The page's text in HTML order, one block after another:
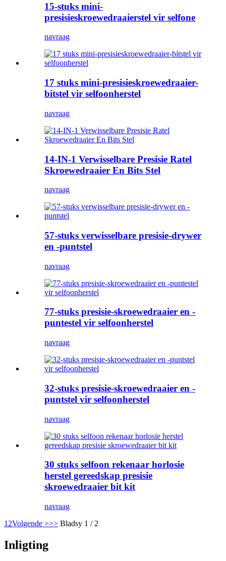
15-stuks mini-
presisieskroewedraaierstel vir selfone
navraag
17 stuks mini-presisieskroewedraaier-
bitstel vir selfoonherstel
navraag
14-IN-1 Verwisselbare Presisie Ratel
Skroewedraaier En Bits Stel
navraag
57-stuks verwisselbare presisie-drywer
en -puntstel
navraag
77-stuks presisie-skroewedraaier en -
puntestel vir selfoonherstel
navraag
32-stuks presisie-skroewedraaier en -
puntstel vir selfoonherstel
navraag
30 stuks selfoon rekenaar horlosie
herstel gereedskap presisie
skroewedraaier bit kit
navraag
1 2Volgende >>> Bladsy 1 / 2
Inligting